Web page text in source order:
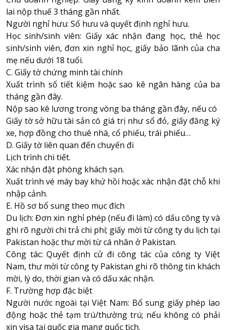
lai nộp thuế 3 tháng gần nhất.
Người nghỉ hưu: Sổ hưu và quyết định nghỉ hưu.
Học sinh/sinh viên: Giấy xác nhận đang học, thẻ học
sinh/sinh viên, đơn xin nghỉ học, giấy bảo lãnh của cha
mẹ nếu dưới 18 tuổi.
C. Giấy tờ chứng minh tài chính
Xuất trình sổ tiết kiệm hoặc sao kê ngân hàng của ba
tháng gần đây.
Nộp sao kê lương trong vòng ba tháng gần đây, nếu có
Giấy tờ sở hữu tài sản có giá trị như sổ đỏ, giấy đăng ký
xe, hợp đồng cho thuê nhà, cổ phiếu, trái phiếu…
D. Giấy tờ liên quan đến chuyến đi
Lịch trình chi tiết.
Xác nhận đặt phòng khách sạn.
Xuất trình vé máy bay khứ hồi hoặc xác nhận đặt chỗ khi
nhập cảnh.
E. Hồ sơ bổ sung theo mục đích
Du lịch: Đơn xin nghỉ phép (nếu đi làm) có dấu công ty và
ghi rõ người chi trả chi phí; giấy mời từ công ty du lịch tại
Pakistan hoặc thư mời từ cá nhân ở Pakistan.
Công tác: Quyết định cử đi công tác của công ty Việt
Nam, thư mời từ công ty Pakistan ghi rõ thông tin khách
mời, lý do, thời gian và có dấu xác nhận.
F. Trường hợp đặc biệt
Người nước ngoài tại Việt Nam: Bổ sung giấy phép lao
động hoặc thẻ tạm trú/thường trú; nếu không có phải
xin visa tại quốc gia mang quốc tịch.